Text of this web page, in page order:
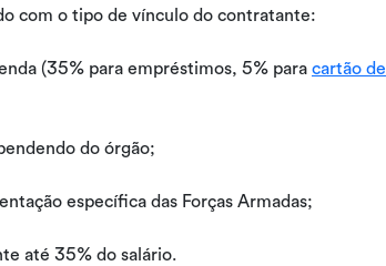
com o tipo de vínculo do contratante:
(35% para empréstimos, 5% paracartão de
do órgão;
específica das Forças Armadas;
até 35% do salário.